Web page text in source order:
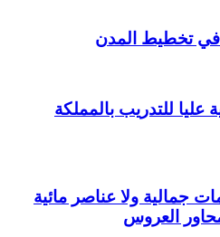
في تخطيط المدن
عليا للتدريب بالمملكة
جمالية ولا عناصر مائية
العروس